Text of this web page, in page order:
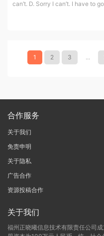
can’t. D. Sorry I can’t. I have to
1 2 3 ...
合作服务
关于我们
免责申明
关于隐私
广告合作
资源投稿合作
关于我们
福州正晓曦信息技术有限责任公司